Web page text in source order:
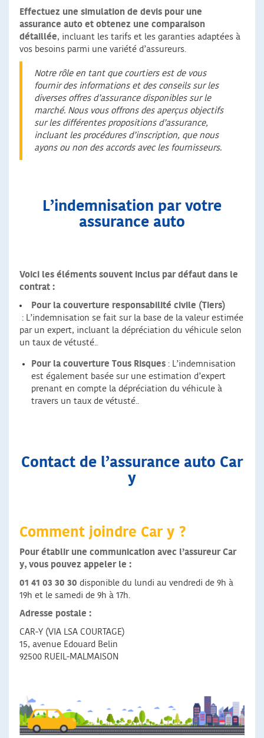
Effectuez une simulation de devis pour une
assurance auto et obtenez une comparaison
détaillée, incluant les tarifs et les garanties adaptées à
vos besoins parmi une variété d’assureurs.
Notre rôle en tant que courtiers est de vous
fournir des informations et des conseils sur les
diverses offres d’assurance disponibles sur le
marché. Nous vous offrons des aperçus objectifs
sur les différentes propositions d’assurance,
incluant les procédures d’inscription, que nous
ayons ou non des accords avec les fournisseurs.
L’indemnisation par votre
assurance auto
Voici les éléments souvent inclus par défaut dans le
contrat :
Pour la couverture responsabilité civile (Tiers)
: L’indemnisation se fait sur la base de la valeur estimée
par un expert, incluant la dépréciation du véhicule selon
un taux de vétusté..
Pour la couverture Tous Risques : L’indemnisation
est également basée sur une estimation d’expert
prenant en compte la dépréciation du véhicule à
travers un taux de vétusté..
Contact de l’assurance auto Car
y
Comment joindre Car y ?
Pour établir une communication avec l’assureur Car
y, vous pouvez appeler le :
01 41 03 30 30 disponible du lundi au vendredi de 9h à
19h et le samedi de 9h à 17h.
Adresse postale :
CAR-Y (VIA LSA COURTAGE)
15, avenue Edouard Belin
92500 RUEIL-MALMAISON